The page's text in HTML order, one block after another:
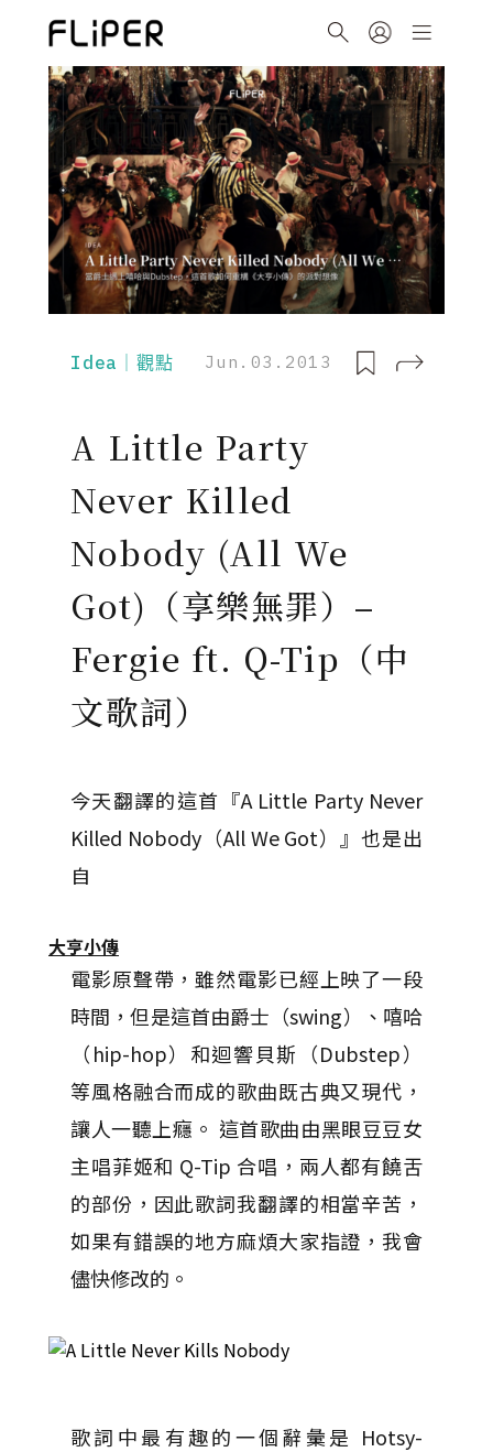
Idea｜觀點 Jun.03.2013
A Little Party
Never Killed
Nobody (All We
Got)（享樂無罪）–
Fergie ft. Q-Tip（中
文歌詞）
今天翻譯的這首『A Little Party Never
Killed Nobody（All We Got）』也是出
自
大亨小傳
電影原聲帶，雖然電影已經上映了一段
時間，但是這首由爵士（swing）、嘻哈
（hip-hop）和迴響貝斯（Dubstep）
等風格融合而成的歌曲既古典又現代，
讓人一聽上癮。 這首歌曲由黑眼豆豆女
主唱菲姬和 Q-Tip 合唱，兩人都有饒舌
的部份，因此歌詞我翻譯的相當辛苦，
如果有錯誤的地方麻煩大家指證，我會
儘快修改的。
歌詞中最有趣的一個辭彙是 Hotsy-